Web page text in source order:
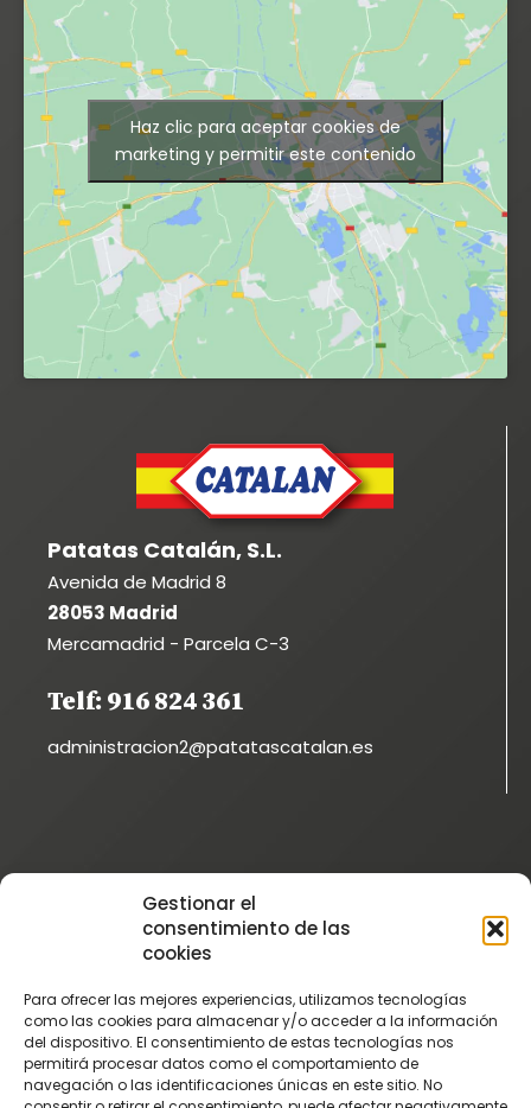
Gestionar el
consentimiento de las
cookies
Para ofrecer las mejores experiencias, utilizamos tecnologías
como las cookies para almacenar y/o acceder a la información
del dispositivo. El consentimiento de estas tecnologías nos
permitirá procesar datos como el comportamiento de
navegación o las identificaciones únicas en este sitio. No
Haz clic para aceptar cookies de
marketing y permitir este contenido
Patatas Catalán, S.L.
Avenida de Madrid 8
28053 Madrid
Mercamadrid - Parcela C-3
Telf: 916 824 361
administracion2@patatascatalan.es
Instagram
@patatascatalan
Facebook
Vimeo
Patatascatalan
Youtube